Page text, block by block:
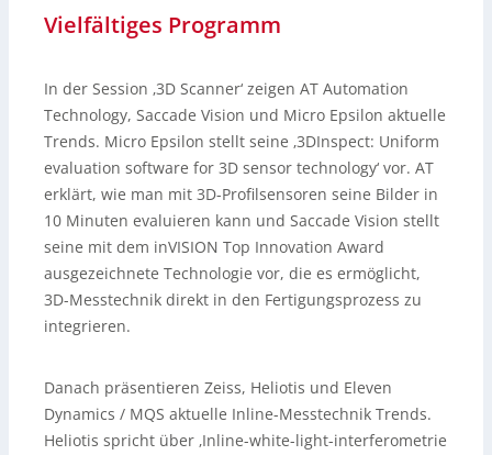
Vielfältiges Programm
In der Session ‚3D Scanner‘ zeigen AT Automation
Technology, Saccade Vision und Micro Epsilon aktuelle
Trends. Micro Epsilon stellt seine ‚3DInspect: Uniform
evaluation software for 3D sensor technology‘ vor. AT
erklärt, wie man mit 3D-Profilsensoren seine Bilder in
10 Minuten evaluieren kann und Saccade Vision stellt
seine mit dem inVISION Top Innovation Award
ausgezeichnete Technologie vor, die es ermöglicht,
3D-Messtechnik direkt in den Fertigungsprozess zu
integrieren.
Danach präsentieren Zeiss, Heliotis und Eleven
Dynamics / MQS aktuelle Inline-Messtechnik Trends.
Heliotis spricht über ‚Inline-white-light-interferometrie